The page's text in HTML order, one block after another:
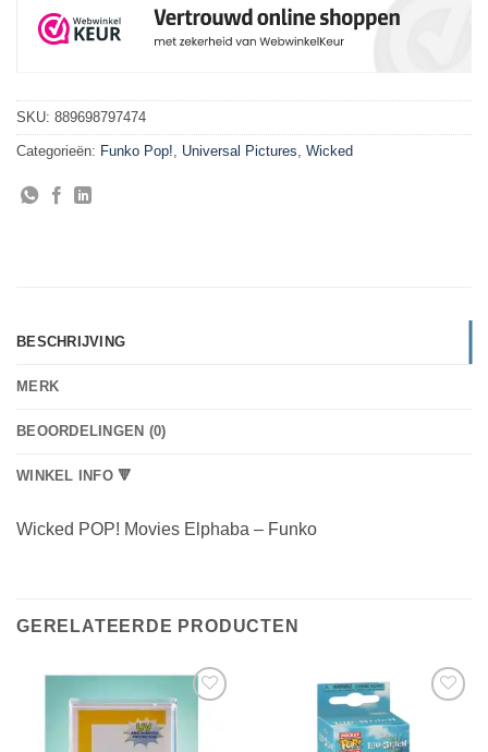
SKU: 889698797474
Categorieën: Funko Pop! Universal Pictures Wicked
BESCHRIJVING
MERK
BEOORDELINGEN (0)
WINKEL INFO 🔻
Wicked POP! Movies Elphaba – Funko
GERELATEERDE PRODUCTEN